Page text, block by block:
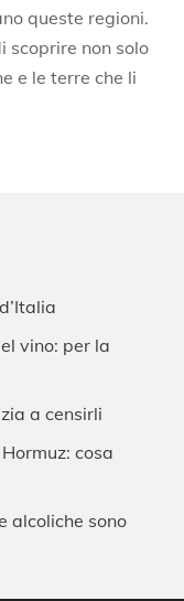
queste regioni.
scoprire non solo
e le terre che li
vino: per la
a censirli
cosa
alcoliche sono